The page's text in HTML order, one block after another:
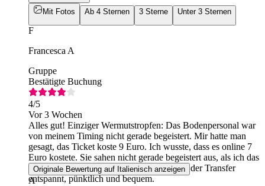
Mit Fotos Ab 4 Sternen 3 Sterne Unter 3 Sternen
F
Francesca A
Gruppe
Bestätigte Buchung
4/5
Vor 3 Wochen
Alles gut! Einziger Wermutstropfen: Das Bodenpersonal war
von meinem Timing nicht gerade begeistert. Mir hatte man
gesagt, das Ticket koste 9 Euro. Ich wusste, dass es online 7
Euro kostete. Sie sahen nicht gerade begeistert aus, als ich das
Ticket über mein Handy kaufte! Dafür war der Transfer
entspannt, pünktlich und bequem.
Originale Bewertung auf Italienisch anzeigen
A